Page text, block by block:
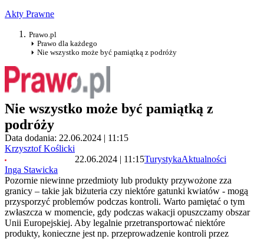
Akty Prawne
Prawo.pl
Prawo dla każdego
Nie wszystko może być pamiątką z podróży
Nie wszystko może być pamiątką z
podróży
Data dodania: 22.06.2024 | 11:15
Krzysztof Koślicki
Inga Stawicka
22.06.2024 | 11:15TurystykaAktualności
Pozornie niewinne przedmioty lub produkty przywożone zza
granicy – takie jak biżuteria czy niektóre gatunki kwiatów - mogą
przysporzyć problemów podczas kontroli. Warto pamiętać o tym
zwłaszcza w momencie, gdy podczas wakacji opuszczamy obszar
Unii Europejskiej. Aby legalnie przetransportować niektóre
produkty, konieczne jest np. przeprowadzenie kontroli przez